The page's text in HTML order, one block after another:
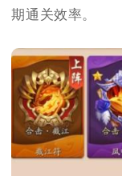
期通关效率。